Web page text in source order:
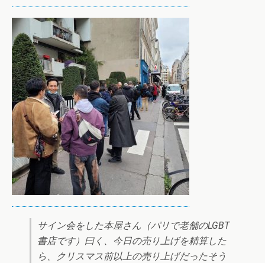
サイン会をした本屋さん（パリで老舗のLGBT
書店です）曰く、今日の売り上げを精算した
ら、クリスマス前以上の売り上げだったそう